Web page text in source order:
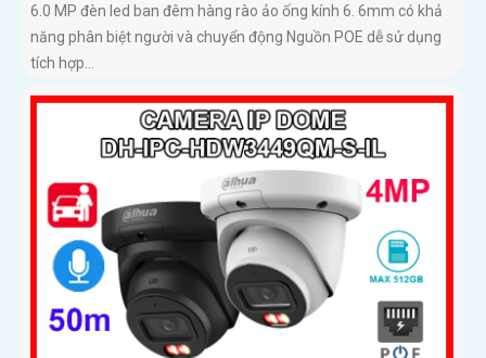
6.0 MP đèn led ban đêm hàng rào ảo ống kính 6. 6mm có khả
năng phân biệt người và chuyển động Nguồn POE dễ sử dụng
tích hợp...